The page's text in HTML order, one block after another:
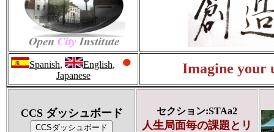
Spanish, English,
Japanese
Imagine your
CCS ダッシュボード セクション:STAa2
人生局面毎の課題とリ